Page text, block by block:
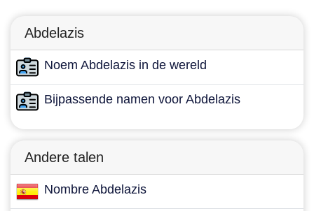
Abdelazis
Noem Abdelazis in de wereld
Bijpassende namen voor Abdelazis
Andere talen
Nombre Abdelazis